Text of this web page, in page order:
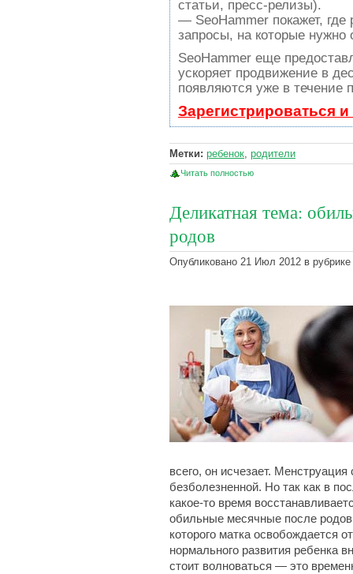
статьи, пресс-релизы).
— SeoHammer покажет, где
запросы, на которые нужно
SeoHammer еще
ускоряет продвижение в
появляются уже в течение
Зарегистрироваться
Метки: ребенок, родители
Читать полностью
Деликатная тема:
родов
Опубликовано 21 Июл 2012 в рубрике
всего, он исчезает.
безболезненной. Но так как в
какое-то время
обильные месячные после
которого матка освобождается
нормального развития ребенка
стоит волноваться — это